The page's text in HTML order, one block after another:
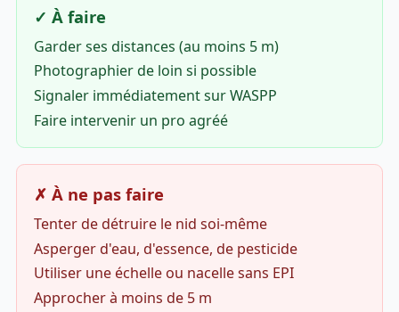
✓ À faire
Garder ses distances (au moins 5 m)
Photographier de loin si possible
Signaler immédiatement sur WASPP
Faire intervenir un pro agréé
✗ À ne pas faire
Tenter de détruire le nid soi-même
Asperger d'eau, d'essence, de pesticide
Utiliser une échelle ou nacelle sans EPI
Approcher à moins de 5 m